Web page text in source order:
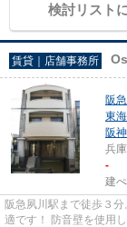
検討リスト
賃貸｜店舗事務所
阪
東
阪
兵
-
建
阪急夙川駅まで徒歩３
適です！ 防音壁を使用